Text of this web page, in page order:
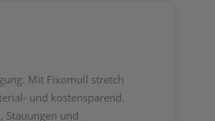
Mit Fixomull stretch
und kostensparend.
Stauungen und